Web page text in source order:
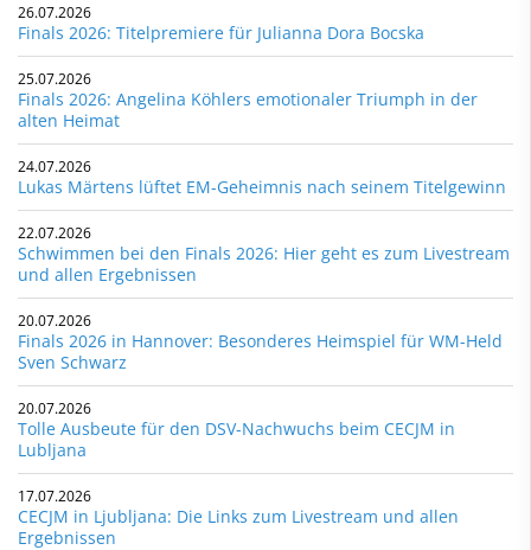
26.07.2026
Finals 2026: Titelpremiere für Julianna Dora Bocska
25.07.2026
Finals 2026: Angelina Köhlers emotionaler Triumph in der
alten Heimat
24.07.2026
Lukas Märtens lüftet EM-Geheimnis nach seinem Titelgewinn
22.07.2026
Schwimmen bei den Finals 2026: Hier geht es zum Livestream
und allen Ergebnissen
20.07.2026
Finals 2026 in Hannover: Besonderes Heimspiel für WM-Held
Sven Schwarz
20.07.2026
Tolle Ausbeute für den DSV-Nachwuchs beim CECJM in
Lubljana
17.07.2026
CECJM in Ljubljana: Die Links zum Livestream und allen
Ergebnissen